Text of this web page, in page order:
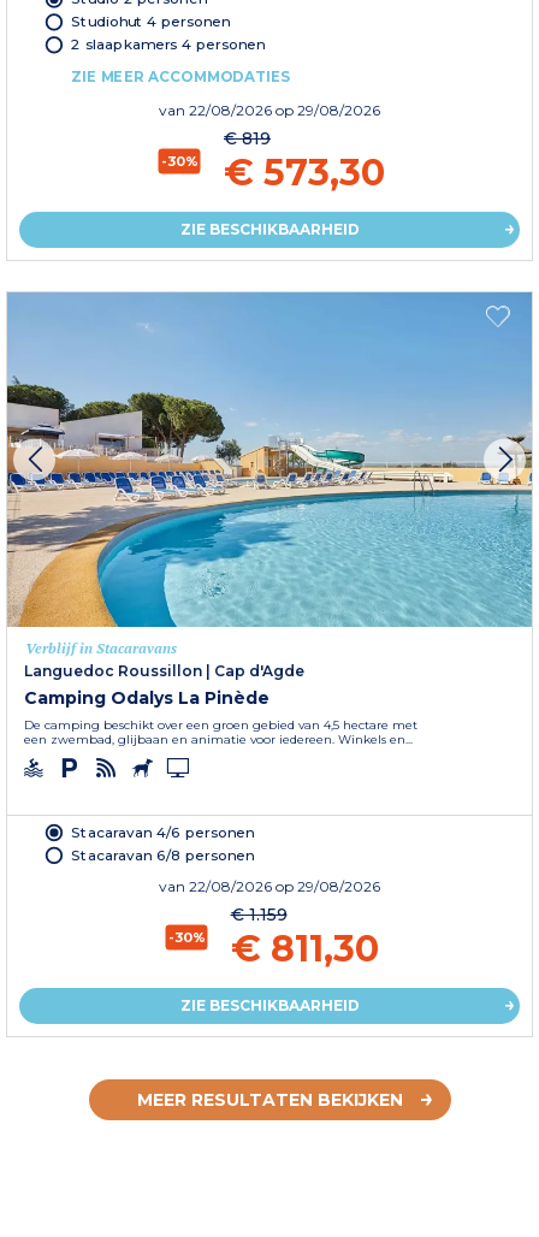
Studiohut 4 personen
2 slaapkamers 4 personen
ZIE MEER ACCOMMODATIES
van 22/08/2026 op 29/08/2026
-30%
€ 819
€ 573,30
ZIE BESCHIKBAARHEID
Verblijf in Stacaravans
Languedoc Roussillon | Cap d'Agde
Camping Odalys La Pinède
De camping beschikt over een groen gebied van 4,5 hectare met
een zwembad, glijbaan en animatie voor iedereen. Winkels en...
Stacaravan 4/6 personen
Stacaravan 6/8 personen
van 22/08/2026 op 29/08/2026
-30%
€ 1.159
€ 811,30
ZIE BESCHIKBAARHEID
MEER RESULTATEN BEKIJKEN